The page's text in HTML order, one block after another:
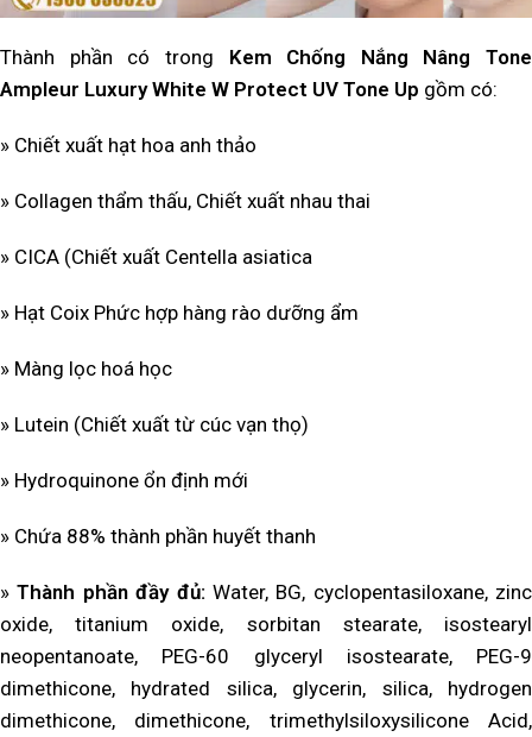
Thành phần có trong Kem Chống Nắng Nâng Tone
Ampleur Luxury White W Protect UV Tone Up gồm có:
» Chiết xuất hạt hoa anh thảo
» Collagen thẩm thấu, Chiết xuất nhau thai
» CICA (Chiết xuất Centella asiatica
» Hạt Coix Phức hợp hàng rào dưỡng ẩm
» Màng lọc hoá học
» Lutein (Chiết xuất từ cúc vạn thọ)
» Hydroquinone ổn định mới
» Chứa 88% thành phần huyết thanh
»Thành phần đầy đủ: Water, BG, cyclopentasiloxane, zinc
oxide, titanium oxide, sorbitan stearate, isostearyl
neopentanoate, PEG-60 glyceryl isostearate, PEG-9
dimethicone, hydrated silica, glycerin, silica, hydrogen
dimethicone, dimethicone, trimethylsiloxysilicone Acid,